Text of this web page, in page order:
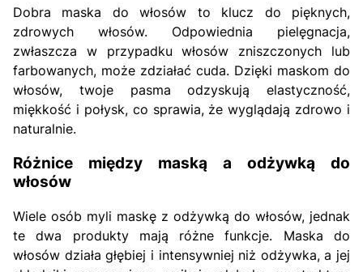
Dobra maska do włosów to klucz do pięknych,
zdrowych włosów. Odpowiednia pielęgnacja,
zwłaszcza w przypadku włosów zniszczonych lub
farbowanych, może zdziałać cuda. Dzięki maskom do
włosów, twoje pasma odzyskują elastyczność,
miękkość i połysk, co sprawia, że wyglądają zdrowo i
naturalnie.
Różnice między maską a odżywką do
włosów
Wiele osób myli maskę z odżywką do włosów, jednak
te dwa produkty mają różne funkcje. Maska do
włosów działa głębiej i intensywniej niż odżywka, a jej